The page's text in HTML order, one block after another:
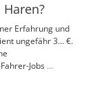
Erfahrung und
ungefähr 3... €.
Jobs ...